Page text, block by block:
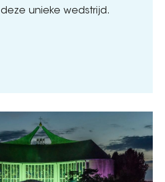
unieke wedstrijd.